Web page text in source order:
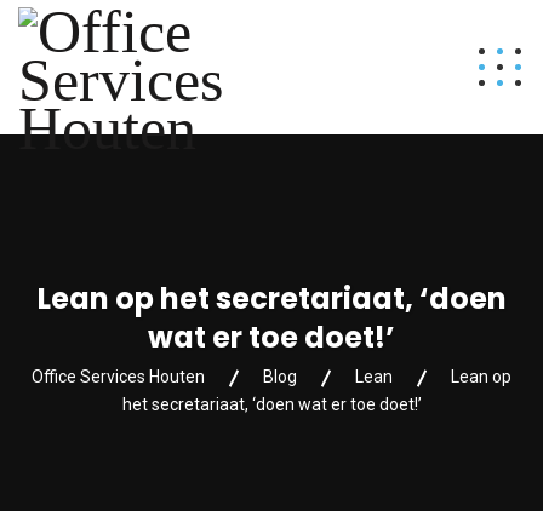
Lean op het secretariaat, ‘doen
wat er toe doet!’
Office Services Houten Blog Lean
Lean op
het secretariaat, ‘doen wat er toe doet!’